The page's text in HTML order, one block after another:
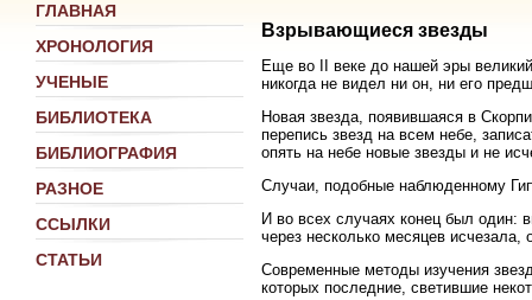
ГЛАВНАЯ
ХРОНОЛОГИЯ
УЧЕНЫЕ
БИБЛИОТЕКА
БИБЛИОГРАФИЯ
РАЗНОЕ
ССЫЛКИ
СТАТЬИ
Взрывающиеся звезды
Еще во II веке до нашей эры
никогда не видел ни он, ни его
Новая звезда, появившаяся в
перепись звезд на всем небе,
опять на небе новые звезды и не
Случаи, подобные наблюденному
И во всех случаях конец был один:
через несколько месяцев
Современные методы изучения
которых последние, светившие